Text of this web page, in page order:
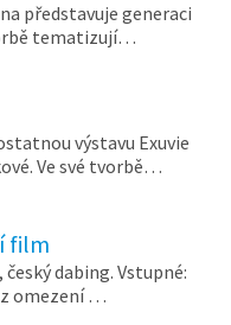
představuje generaci
tematizují…
výstavu Exuvie
Ve své tvorbě…
film
dabing. Vstupné:
omezení …